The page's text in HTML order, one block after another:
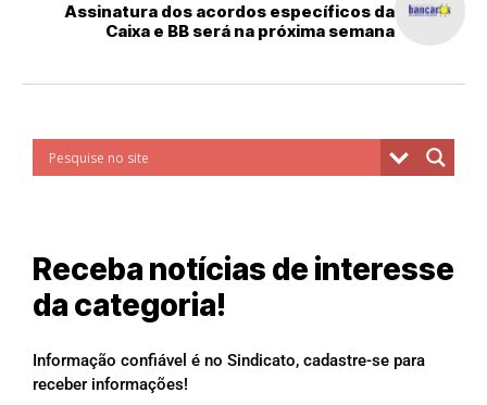
Assinatura dos acordos específicos da
Caixa e BB será na próxima semana
Receba notícias de interesse
da categoria!
Informação confiável é no Sindicato, cadastre-se para
receber informações!